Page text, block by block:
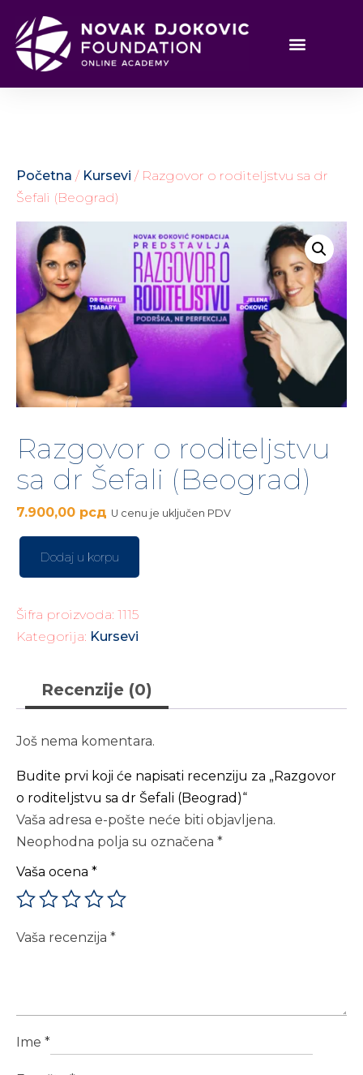
Početna / Kursevi / Razgovor o roditeljstvu sa dr
Šefali (Beograd)
Razgovor o roditeljstvu
sa dr Šefali (Beograd)
7.900,00 рсд U cenu je uključen PDV
Dodaj u korpu
Šifra proizvoda: 1115
Kategorija: Kursevi
Recenzije (0)
Još nema komentara.
Budite prvi koji će napisati recenziju za „Razgovor
o roditeljstvu sa dr Šefali (Beograd)“
Vaša adresa e-pošte neće biti objavljena.
Neophodna polja su označena *
Vaša ocena *
Vaša recenzija *
Ime *